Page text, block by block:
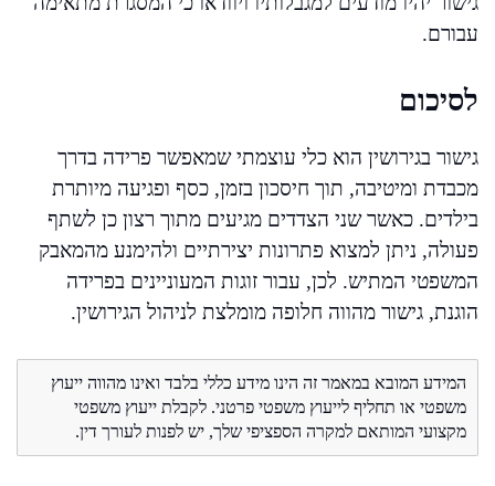
עבורם.
לסיכום
גישור בגירושין הוא כלי עוצמתי שמאפשר פרידה בדרך
מכבדת ומיטיבה, תוך חיסכון בזמן, כסף ופגיעה מיותרת
בילדים. כאשר שני הצדדים מגיעים מתוך רצון כן לשתף
פעולה, ניתן למצוא פתרונות יצירתיים ולהימנע מהמאבק
המשפטי המתיש. לכן, עבור זוגות המעוניינים בפרידה
הוגנת, גישור מהווה חלופה מומלצת לניהול הגירושין.
המידע המובא במאמר זה הינו מידע כללי בלבד ואינו מהווה ייעוץ
משפטי או תחליף לייעוץ משפטי פרטני. לקבלת ייעוץ משפטי
מקצועי המותאם למקרה הספציפי שלך, יש לפנות לעורך דין.